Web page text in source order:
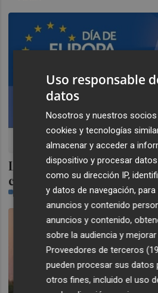
La Generalitat inicia las
conmemorar el Día de
Uso responsable
datos
Nosotros y nuestros
cookies y tecnologías
almacenar y acceder a
dispositivo y procesar
como su dirección IP,
y datos de navegación,
anuncios y contenido
anuncios y contenido,
sobre la audiencia y
Proveedores de terceros
pueden procesar sus datos
otros fines, incluido el uso